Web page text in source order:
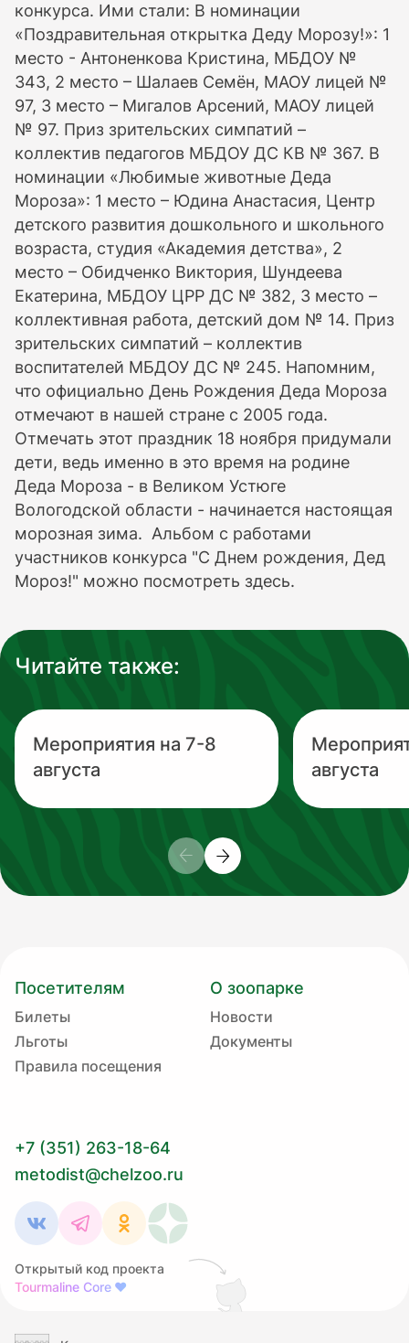
конкурса. Ими стали: В номинации
«Поздравительная открытка Деду Морозу!»: 1
место - Антоненкова Кристина, МБДОУ №
343, 2 место – Шалаев Семён, МАОУ лицей №
97, 3 место – Мигалов Арсений, МАОУ лицей
№ 97. Приз зрительских симпатий –
коллектив педагогов МБДОУ ДС КВ № 367. В
номинации «Любимые животные Деда
Мороза»: 1 место – Юдина Анастасия, Центр
детского развития дошкольного и школьного
возраста, студия «Академия детства», 2
место – Обидченко Виктория, Шундеева
Екатерина, МБДОУ ЦРР ДС № 382, 3 место –
коллективная работа, детский дом № 14. Приз
зрительских симпатий – коллектив
воспитателей МБДОУ ДС № 245. Напомним,
что официально День Рождения Деда Мороза
отмечают в нашей стране с 2005 года.
Отмечать этот праздник 18 ноября придумали
дети, ведь именно в это время на родине
Деда Мороза - в Великом Устюге
Вологодской области - начинается настоящая
морозная зима. Альбом с работами
участников конкурса "С Днем рождения, Дед
Мороз!" можно посмотреть здесь.
Читайте также:
Мероприятия на 7-8
августа
августа
Посетителям
Билеты
Льготы
Правила посещения
О зоопарке
Новости
Документы
+7 (351) 263-18-64
metodist@chelzoo.ru
Открытый код проекта
Tourmaline Core ❤